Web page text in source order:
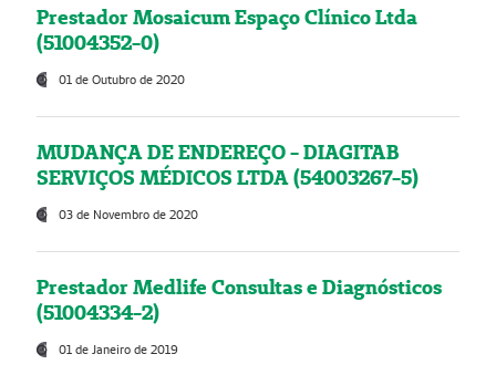
Prestador Mosaicum Espaço Clínico Ltda
(51004352-0)
01 de Outubro de 2020
MUDANÇA DE ENDEREÇO - DIAGITAB
SERVIÇOS MÉDICOS LTDA (54003267-5)
03 de Novembro de 2020
Prestador Medlife Consultas e Diagnósticos
(51004334-2)
01 de Janeiro de 2019